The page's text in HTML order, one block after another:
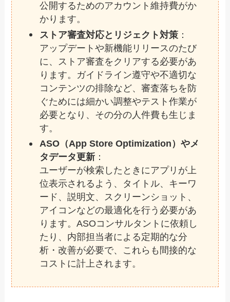
公開するためのアカウント維持費がか
かります。
ストア審査対応とリジェクト対策 ：
アップデートや新機能リリースのたび
に、ストア審査をクリアする必要があ
ります。ガイドライン遵守や不適切な
コンテンツの排除など、審査落ちを防
ぐためには細かい調整やテスト作業が
必要となり、その分の人件費も生じま
す。
ASO（App Store Optimization）やメ
タデータ更新 ：
ユーザーが検索したときにアプリが上
位表示されるよう、タイトル、キーワ
ード、説明文、スクリーンショット、
アイコンなどの最適化を行う必要があ
ります。ASOコンサルタントに依頼し
たり、内部担当者による定期的な分
析・改善が必要で、これらも間接的な
コストに計上されます。